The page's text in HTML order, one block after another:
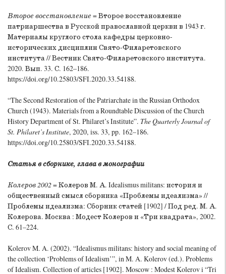
Второе восстановление= Второе восстановление
патриаршества в Русской православной церкви в 1943 г.
Материалы круглого стола кафедры церковно-
исторических дисциплин Свято-Филаретовского
института // Вестник Свято-Филаретовского института.
2020. Вып. 33. С. 162–186.
https://doi.org/10.25803/SFI.2020.33.54188.
“The Second Restoration of the Patriarchate in the Russian Orthodox
Church (1943). Materials from a Roundtable Discussion of the Church
History Department of St. Philaret’s Institute”. The Quarterly Journal of
St. Philaret’s Institute, 2020, iss. 33, pp. 162–186.
https://doi.org/10.25803/SFI.2020.33.54188.
Статья в сборнике, глава в монографии
Колеров 2002= Колеров М. А. Idealismus militans: история и
общественный смысл сборника «Проблемы идеализма» //
Проблемы идеализма: Сборник статей [1902] / Под ред. М. А.
Колерова. Москва : Модест Колеров и «Три квадрата», 2002.
С. 61–224.
Kolerov M. A. (2002). “Idealismus militans: history and social meaning of
the collection ‘Problems of Idealism’”, in M. A. Kolerov (ed.). Problems
of Idealism. Collection of articles [1902]. Moscow : Modest Kolerov i “Tri